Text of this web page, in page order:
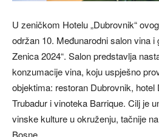
U zeničkom Hotelu „Dubrovnik“
održan 10. Međunarodni salon vina i
Zenica 2024“. Salon predstavlja
konzumacije vina, koju uspješno
objektima: restoran Dubrovnik,
Trubadur i vinoteka Barrique. Cilj je
vinske kulture u okruženju, tačnije
Bosne.